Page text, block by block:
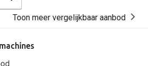
Toon meer vergelijkbaar aanbod